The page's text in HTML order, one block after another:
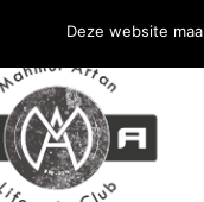
Deze website